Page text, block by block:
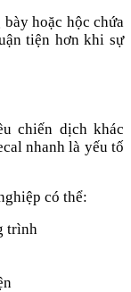
hoặc hộc chứa
tiện hơn khi sự
chiến dịch khác
nhanh là yếu tố
có thể:
trình